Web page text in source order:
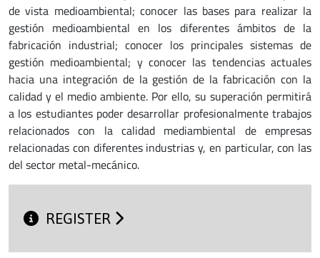
de vista medioambiental; conocer las bases para realizar la
gestión medioambiental en los diferentes ámbitos de la
fabricación industrial; conocer los principales sistemas de
gestión medioambiental; y conocer las tendencias actuales
hacia una integración de la gestión de la fabricación con la
calidad y el medio ambiente. Por ello, su superación permitirá
a los estudiantes poder desarrollar profesionalmente trabajos
relacionados con la calidad mediambiental de empresas
relacionadas con diferentes industrias y, en particular, con las
del sector metal-mecánico.
REGISTER